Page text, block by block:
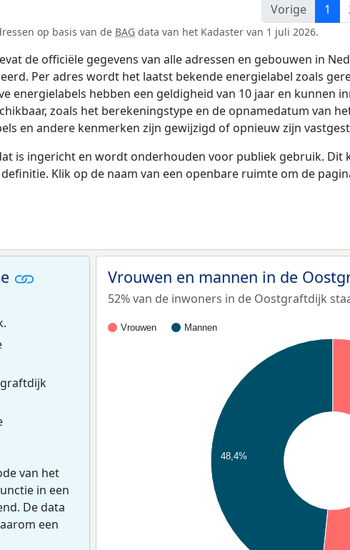
Vorige
1
op basis van de BAG data van het Kadaster van 1 juli 2026.
de officiële gegevens van alle adressen en gebouwen in
Per adres wordt het laatst bekende energielabel zoals
hebben een geldigheid van 10 jaar en kunnen
zoals het berekeningstype en de opnamedatum van
en andere kenmerken zijn gewijzigd of opnieuw zijn
is ingericht en wordt onderhouden voor publiek gebruik. Dit
Klik op de naam van een openbare ruimte om de
van het
in een
De data
een
Vrouwen en mannen in de
52% van de inwoners in de Oostgraftdijk
Vrouwen Mannen
48,4%